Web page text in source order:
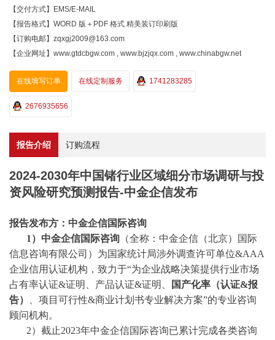
【交付方式】EMS/E-MAIL
【报告格式】WORD 版＋PDF 格式 精美装订印刷版
【订购电邮】zqxgj2009@163.com
【企业网址】www.gtdcbgw.com , www.bjzjqx.com , www.chinabgw.net
在线填写订单 在线定制服务 1741283285
2676935656
报告介绍 订购流程
2024-2030年中国锗行业区域细分市场调研与投
资风险研究预测报告-中金企信发布
报告发布方：中金企信国际咨询
1）中金企信国际咨询 （全称：中金企信（北京）国际
信息咨询有限公司）为国家统计局涉外调查许可单位&AAA
企业信用认证机构，致力于“为企业战略决策提供行业市场
占有率认证&证明、产品认证&证明、 国产化率（认证&报
告）
、 项目可行性&商业计划书专业解决方案”的专业咨询
顾问机构。
2）截止2023年中金企信国际咨询已累计完成各类咨询